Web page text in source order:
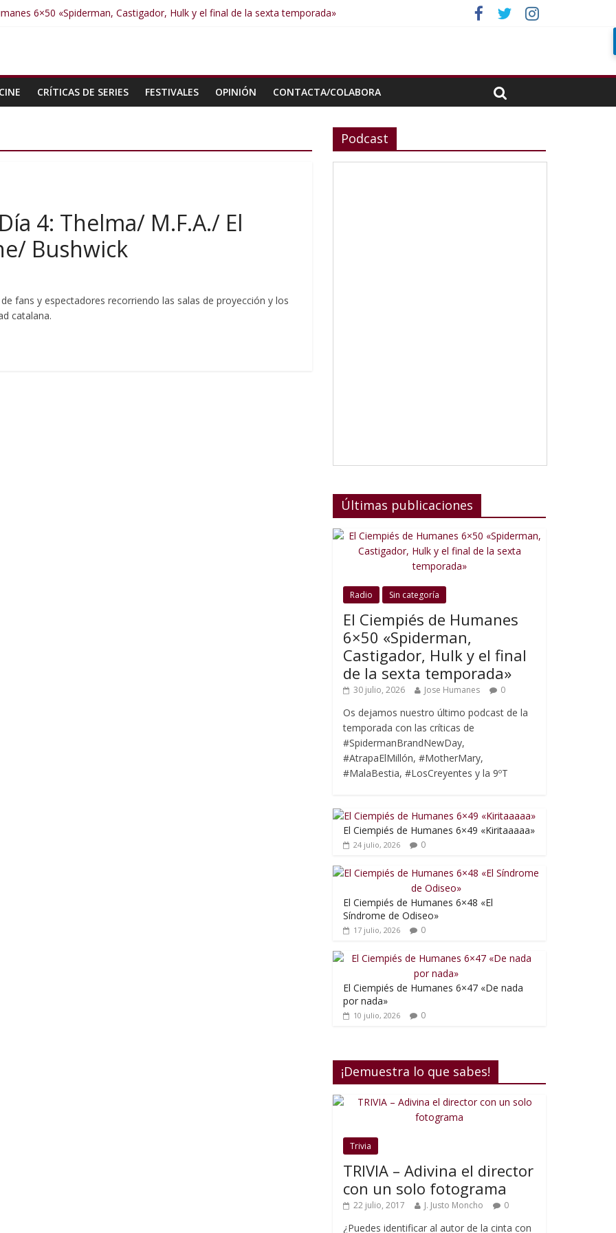
6×50 «Spiderman, Castigador, Hulk y el final de la sexta temporada»
6×46 «Ciudadano Minion»
CRÍTICAS DE SERIES FESTIVALES OPINIÓN CONTACTA/COLABORA
4: Thelma/ M.F.A./ El
Bushwick
fans y espectadores recorriendo las salas de proyección y los
catalana.
Podcast
Últimas publicaciones
Radio Sin categoría
El Ciempiés de Humanes
6×50 «Spiderman,
Castigador, Hulk y el final
de la sexta temporada»
30 julio, 2026 Jose Humanes 0
Os dejamos nuestro último podcast de la
temporada con las críticas de
#SpidermanBrandNewDay,
#AtrapaElMillón, #MotherMary,
#MalaBestia, #LosCreyentes y la 9ºT
El Ciempiés de Humanes 6×49 «Kiritaaaaa»
24 julio, 2026 0
El Ciempiés de Humanes 6×48 «El
Síndrome de Odiseo»
17 julio, 2026 0
El Ciempiés de Humanes 6×47 «De nada
por nada»
10 julio, 2026 0
¡Demuestra lo que sabes!
Trivia
TRIVIA – Adivina el director
con un solo fotograma
22 julio, 2017 J. Justo Moncho 0
¿Puedes identificar al autor de la cinta con